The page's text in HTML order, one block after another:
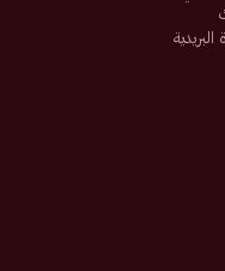
البريدية